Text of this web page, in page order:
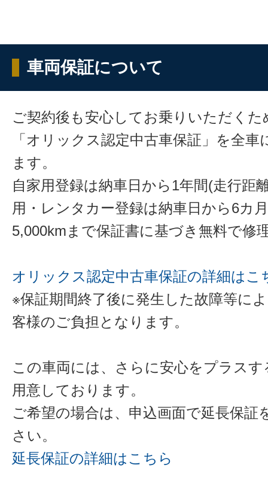
車両保証について
ご契約後も安心してお乗りいただくた
「オリックス認定中古車保証」を全
ます。
自家用登録は納車日から1年間(走行距
用・レンタカー登録は納車日から6カ
5,000kmまで保証書に基づき無料で修
オリックス認定中古車保証の詳細はこ
※保証期間終了後に発生した故障等に
客様のご負担となります。
この車両には、さらに安心をプラス
用意しております。
ご希望の場合は、申込画面で延長保証
さい。
延長保証の詳細はこちら